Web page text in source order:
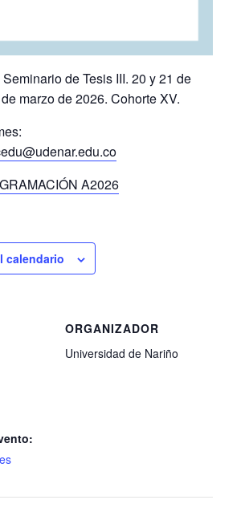
de Tesis III. 20 y 21 de
marzo de 2026. Cohorte XV.
A2026
calendario
ORGANIZADOR
Universidad de Nariño